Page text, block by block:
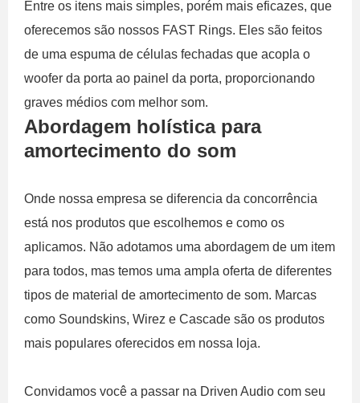
Entre os itens mais simples, porém mais eficazes, que
oferecemos são nossos FAST Rings. Eles são feitos
de uma espuma de células fechadas que acopla o
woofer da porta ao painel da porta, proporcionando
graves médios com melhor som.
Abordagem holística para
amortecimento do som
Onde nossa empresa se diferencia da concorrência
está nos produtos que escolhemos e como os
aplicamos. Não adotamos uma abordagem de um item
para todos, mas temos uma ampla oferta de diferentes
tipos de material de amortecimento de som. Marcas
como Soundskins, Wirez e Cascade são os produtos
mais populares oferecidos em nossa loja.
Convidamos você a passar na Driven Audio com seu